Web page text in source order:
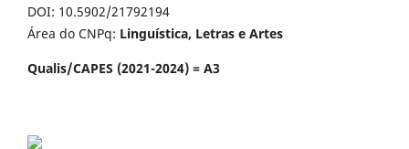
DOI: 10.5902/21792194
Área do CNPq: Linguística, Letras e Artes
Qualis/CAPES (2021-2024) = A3